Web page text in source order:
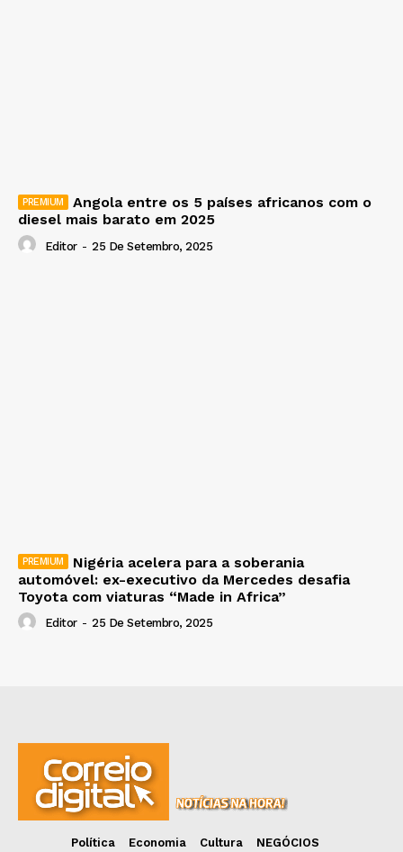
Angola entre os 5 países africanos com o
diesel mais barato em 2025
Editor - 25 De Setembro, 2025
Nigéria acelera para a soberania
automóvel: ex-executivo da Mercedes desafia
Toyota com viaturas “Made in Africa”
Editor - 25 De Setembro, 2025
Política Economia Cultura
NEGÓCIOS